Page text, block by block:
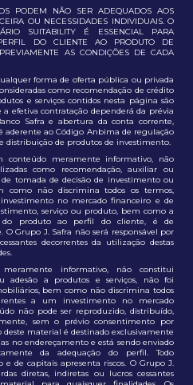
PODEM NÃO SER ADEQUADOS AOS
OU NECESSIDADES INDIVIDUAIS. O
SUITABILITY É ESSENCIAL PARA
DO CLIENTE AO PRODUTO DE
AS CONDIÇÕES DE CADA
forma de oferta pública ou privada
como recomendação de crédito
e serviços contidos nesta página são
efetiva contratação dependerá da prévia
Safra e abertura da conta corrente,
aderente ao Código Anbima de regulação
distribuição de produtos de investimento.
conteúdo meramente informativo, não
como recomendação, auxiliar ou
tomada de decisão de investimento ou
como não discrimina todos os termos,
no mercado financeiro e de
serviço ou produto, bem como a
do produto ao perfil do cliente, é de
O Grupo J. Safra não será responsável por
decorrentes da utilização destas
informativo, não constitui
adesão a produtos e serviços, não foi
bem como não discrimina todos
a um investimento no mercado
não pode ser reproduzido, distribuído,
sem o prévio consentimento por
deste material é destinado exclusivamente
no endereçamento e está sendo enviado
da adequação do perfil. Todo
de capitais apresenta riscos. O Grupo J.
diretas, indiretas ou lucros cessantes